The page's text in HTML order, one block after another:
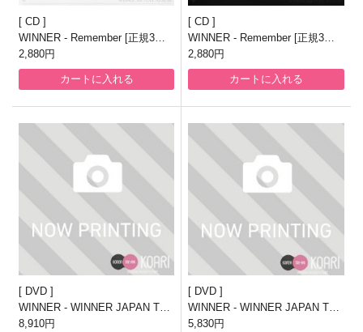
CD
WINNER - Remember [正規3集/
YOU ver]
2,880円
カートに入れる
CD
WINNER - Remember [正規3集/
US ver]
2,880円
カートに入れる
DVD
WINNER - WINNER JAPAN TO
UR 2019(DVD4枚組+CD2枚組)
8,910円
DVD
WINNER - WINNER JAPAN TO
UR 2019(DVD2枚組)【通常盤】
5,830円